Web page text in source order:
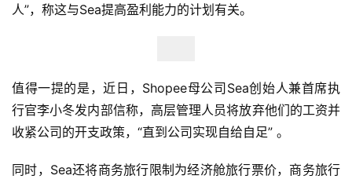
首
页
球
人”，称这与Sea提高盈利能力的计划有关。
值得一提的是，近日，Shopee母公司Sea创始人兼首席执
行官李小冬发内部信称，高层管理人员将放弃他们的工资并
收紧公司的开支政策，“直到公司实现自给自足” 。
同时，Sea还将商务旅行限制为经济舱旅行票价，商务旅行